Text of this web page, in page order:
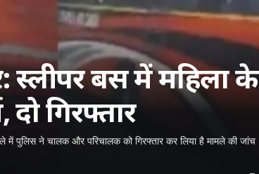
स्लीपर बस में महिला के
गिरफ्तार
में पुलिस ने चालक और परिचालक को गिरफ्तार कर लिया है मामले की जांच